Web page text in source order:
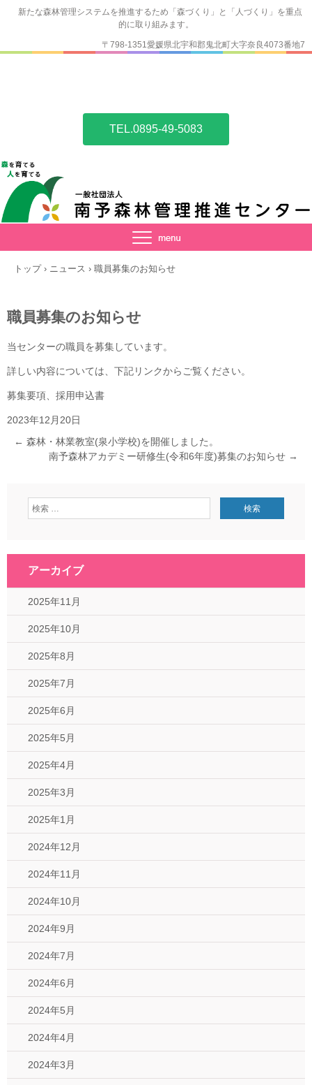
新たな森林管理システムを推進するため「森づくり」と「人づくり」を重点
的に取り組みます。
TEL.0895-49-5083
〒798-1351愛媛県北宇和郡鬼北町大字奈良4073番地7
トップ › ニュース › 職員募集のお知らせ
職員募集のお知らせ
当センターの職員を募集しています。
詳しい内容については、下記リンクからご覧ください。
募集要項、採用申込書
2023年12月20日
← 森林・林業教室(泉小学校)を開催しました。
南予森林アカデミー研修生(令和6年度)募集のお知らせ →
アーカイブ
2025年11月
2025年10月
2025年8月
2025年7月
2025年6月
2025年5月
2025年4月
2025年3月
2025年1月
2024年12月
2024年11月
2024年10月
2024年9月
2024年7月
2024年6月
2024年5月
2024年4月
2024年3月